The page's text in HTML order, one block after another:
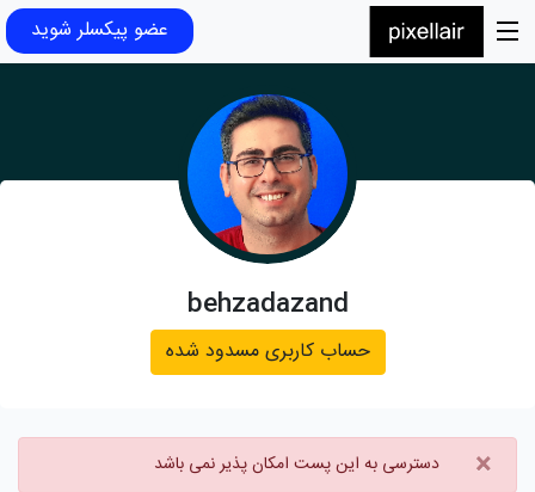
عضو پیکسلر شوید
behzadazand
حساب کاربری مسدود شده
× دسترسی به این پست امکان پذیر نمی باشد